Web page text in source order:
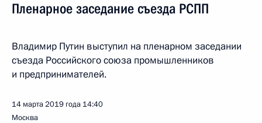
Пленарное заседание съезда РСПП
Владимир Путин выступил на пленарном заседании
съезда Российского союза промышленников
и предпринимателей.
14 марта 2019 года 14:40
Москва